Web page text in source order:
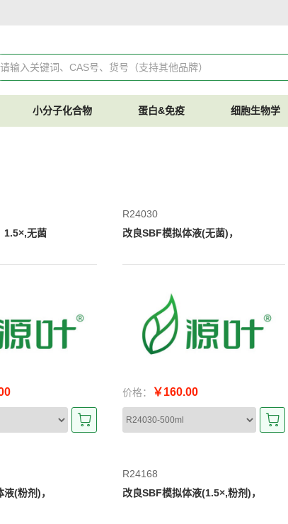
小分子化合物 蛋白&免疫 细胞生物学
1.5×,无菌
R24030
改良SBF模拟体液(无菌)，
价格： ￥160.00
(粉剂)，
R24168
改良SBF模拟体液(1.5×,粉剂)，